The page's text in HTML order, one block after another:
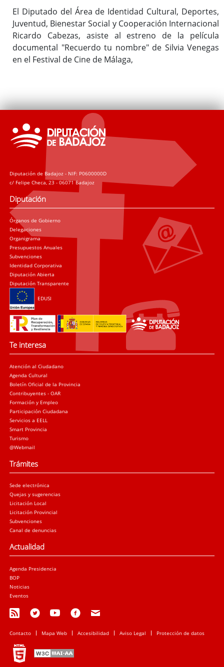
El Diputado del Área de Identidad Cultural, Deportes,
Juventud, Bienestar Social y Cooperación Internacional
Ricardo Cabezas, asiste al estreno de la película
documental "Recuerdo tu nombre" de Silvia Venegas
en el Festival de Cine de Málaga,
Diputación de Badajoz - NIF: P0600000D
c/ Felipe Checa, 23 - 06071 Badajoz
Diputación
Órganos de Gobierno
Delegaciones
Organigrama
Presupuestos Anuales
Subvenciones
Identidad Corporativa
Diputación Abierta
Diputación Transparente
EDUSI
Te interesa
Atención al Ciudadano
Agenda Cultural
Boletín Oficial de la Provincia
Contribuyentes - OAR
Formación y Empleo
Participación Ciudadana
Servicios a EELL
Smart Provincia
Turismo
@Webmail
Trámites
Sede electrónica
Quejas y sugerencias
Licitación Local
Licitación Provincial
Subvenciones
Canal de denuncias
Actualidad
Agenda Presidencia
BOP
Noticias
Eventos
Contacto Mapa Web Accesibilidad Aviso Legal Protección de datos